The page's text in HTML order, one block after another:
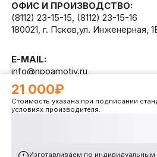
21 000₽
Стоимость указана при подписании
условиях производителя.
Изготавливаем по
ОФИС И ПРОИЗВОДСТВО:
(8112) 23-15-15, (8112) 23-15-16
180021, г. Псков,ул. Инженерная,
E-MAIL:
info@npoamotiv.ru